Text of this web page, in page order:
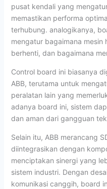
pusat kendali yang
memastikan performa
terhubung. analogikanya,
mengatur bagaimana mesin
berhenti, dan bagaimana
Control board ini biasanya
ABB, terutama untuk
peralatan lain yang
adanya board ini, sistem
dan aman dari gangguan
Selain itu, ABB merancang
diintegrasikan dengan
menciptakan sinergi yang
sistem industri. Dengan
komunikasi canggih, board